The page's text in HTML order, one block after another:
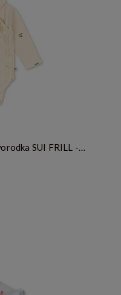
Konges Slojd - Body dla noworodka SUI FRILL - CHERRY